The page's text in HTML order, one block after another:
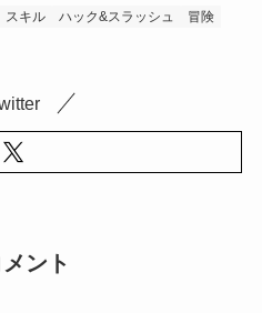
スキル ハック&スラッシュ
冒険
ント